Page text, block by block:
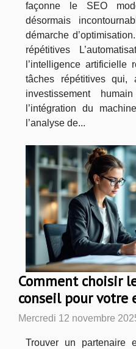
façonne le SEO
désormais
démarche
répétitives
l’intelligence
tâches répétitives qui,
investissement
l’intégration du
l’analyse de...
Comment choisir
conseil pour votre
Mercredi 12 novembre
Trouver un partenaire